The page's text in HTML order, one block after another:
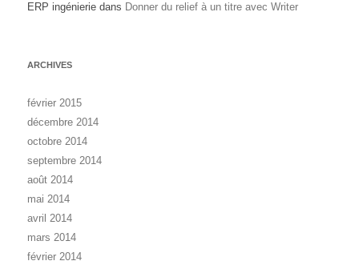
ERP ingénierie dans Donner du relief à un titre avec Writer
ARCHIVES
février 2015
décembre 2014
octobre 2014
septembre 2014
août 2014
mai 2014
avril 2014
mars 2014
février 2014